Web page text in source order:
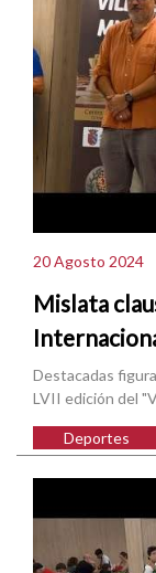
20 Agosto 2024
Mislata
Destacadas
LVII edición del
Deportes